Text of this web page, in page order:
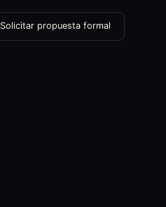
Solicitar propuesta formal